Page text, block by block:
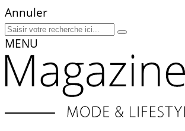
Annuler
MENU